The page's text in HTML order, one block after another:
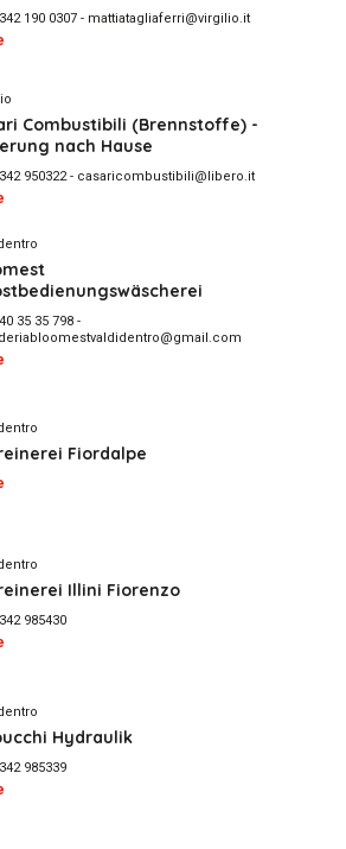
190 0307 - mattiatagliaferri@virgilio.it
Combustibili (Brennstoffe) -
nach Hause
950322- casaricombustibili@libero.it
35 35 798 -
Fiordalpe
Illini Fiorenzo
985430
Hydraulik
985339